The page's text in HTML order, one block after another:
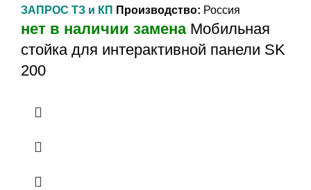
ЗАПРОС ТЗ и КП Производство: Россия
нет в наличии замена Мобильная
стойка для интерактивной панели SK
200